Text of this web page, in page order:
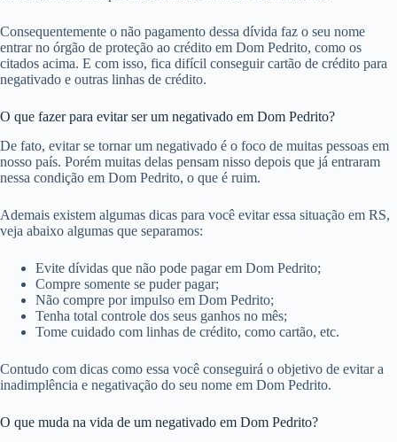
Consequentemente o não pagamento dessa dívida faz o seu nome
entrar no órgão de proteção ao crédito em Dom Pedrito, como os
citados acima. E com isso, fica difícil conseguir cartão de crédito para
negativado e outras linhas de crédito.
O que fazer para evitar ser um negativado em Dom Pedrito?
De fato, evitar se tornar um negativado é o foco de muitas pessoas em
nosso país. Porém muitas delas pensam nisso depois que já entraram
nessa condição em Dom Pedrito, o que é ruim.
Ademais existem algumas dicas para você evitar essa situação em RS,
veja abaixo algumas que separamos:
Evite dívidas que não pode pagar em Dom Pedrito;
Compre somente se puder pagar;
Não compre por impulso em Dom Pedrito;
Tenha total controle dos seus ganhos no mês;
Tome cuidado com linhas de crédito, como cartão, etc.
Contudo com dicas como essa você conseguirá o objetivo de evitar a
inadimplência e negativação do seu nome em Dom Pedrito.
O que muda na vida de um negativado em Dom Pedrito?